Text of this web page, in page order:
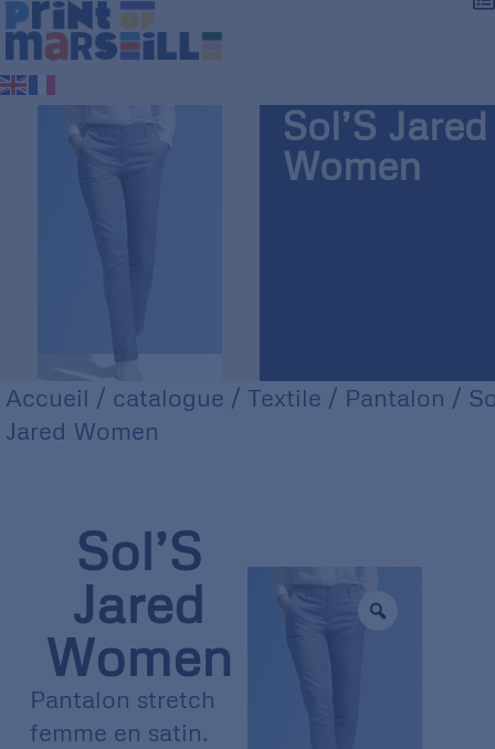
Sol’S Jared
Women
Accueil / catalogue / Textile / Pantalon /
Jared Women
Sol’S
Jared
Women
Pantalon stretch
femme en satin.